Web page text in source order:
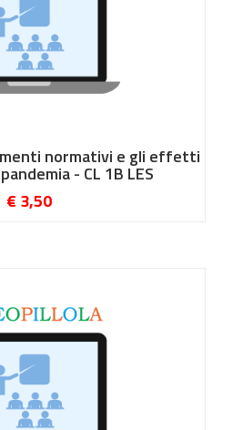
normativi e gli effetti
- CL 1B LES
€ 3,50